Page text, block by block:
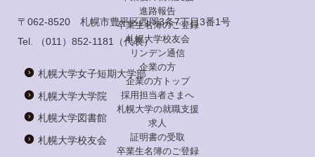
進路報告
卒業生名簿のご登録
札幌大学校友会
リンデン通信
企業の方
企業の方トップ
採用担当者さまへ
札幌大学の就職支援
求人
証明書の受取
卒業生名簿のご登録
〒062-8520 札幌市豊平区西岡3条7丁目3番1号
Tel.
（011）852-1181 （代表）
札幌大学女子短期大学部
札幌大学大学院
札幌大学図書館
札幌大学校友会